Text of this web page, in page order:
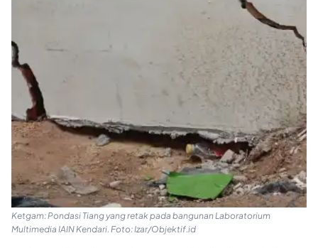
Ketgam: Pondasi Tiang yang retak pada bangunan Laboratorium
Multimedia IAIN Kendari. Foto: Izar/Objektif.id